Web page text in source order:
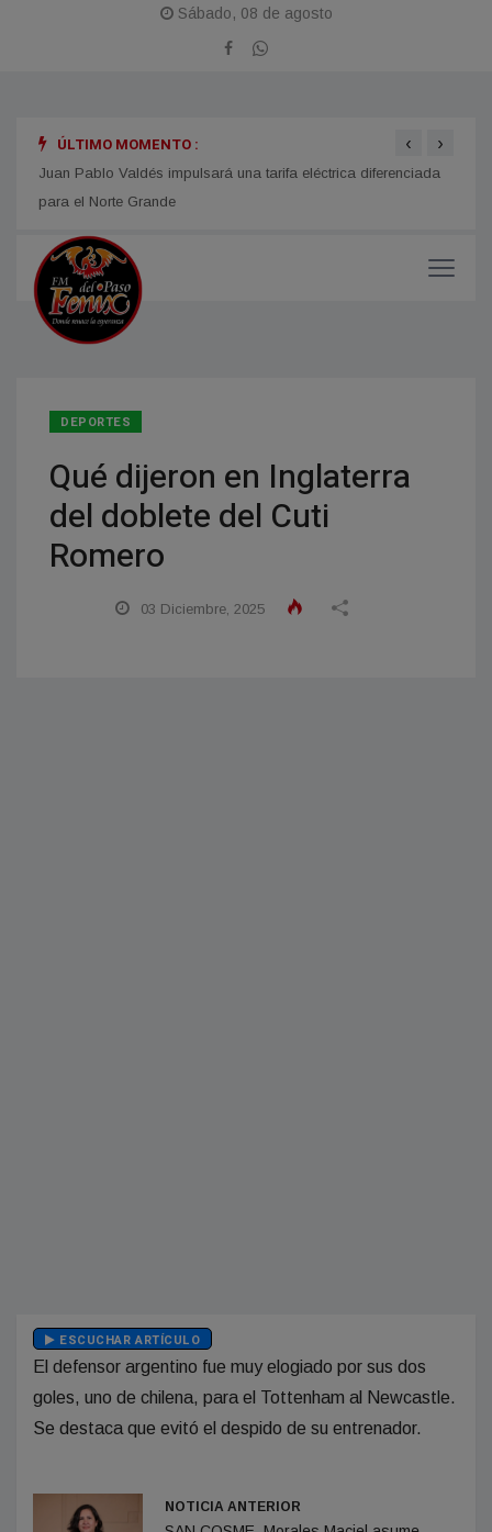
Sábado, 08 de agosto
ÚLTIMO MOMENTO :
Juan Pablo Valdés impulsará una tarifa eléctrica diferenciada
para el Norte Grande
‹ ›
DEPORTES
Qué dijeron en Inglaterra
del doblete del Cuti
Romero
03 Diciembre, 2025
ESCUCHAR ARTÍCULO
El defensor argentino fue muy elogiado por sus dos
goles, uno de chilena, para el Tottenham al Newcastle.
Se destaca que evitó el despido de su entrenador.
NOTICIA ANTERIOR